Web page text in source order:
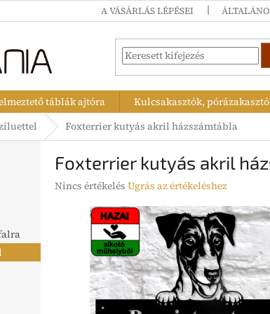
A VÁSÁRLÁS LÉPÉSEI
táblák ajtóra Kulcsakasztók,
Foxterrier kutyás akril házszámtábla
Foxterrier kutyás akril
A
értékelése
Nincs értékelés Ugrás az értékeléshez